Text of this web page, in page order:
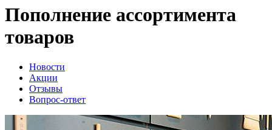
Пополнение ассортимента
товаров
Новости
Акции
Отзывы
Вопрос-ответ